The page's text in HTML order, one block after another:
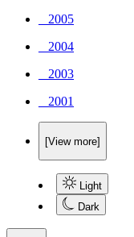
_ 2005
_ 2004
_ 2003
_ 2001
[View more]
Light
Dark